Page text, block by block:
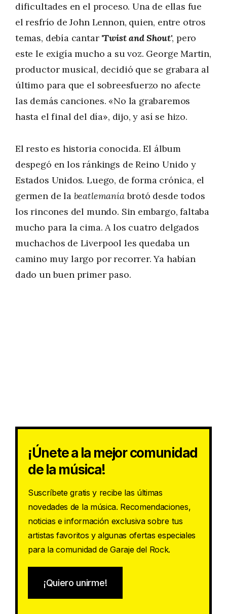
dificultades en el proceso. Una de ellas fue
el resfrío de John Lennon, quien, entre otros
temas, debía cantar 'Twist and Shout', pero
este le exigía mucho a su voz. George Martin,
productor musical, decidió que se grabara al
último para que el sobreesfuerzo no afecte
las demás canciones. «No la grabaremos
hasta el final del día», dijo, y así se hizo.
El resto es historia conocida. El álbum
despegó en los ránkings de Reino Unido y
Estados Unidos. Luego, de forma crónica, el
germen de la beatlemaníabrotó desde todos
los rincones del mundo. Sin embargo, faltaba
mucho para la cima. A los cuatro delgados
muchachos de Liverpool les quedaba un
camino muy largo por recorrer. Ya habían
dado un buen primer paso.
¡Únete a la mejor comunidad
de la música!
Suscríbete gratis y recibe las últimas
novedades de la música. Recomendaciones,
noticias e información exclusiva sobre tus
artistas favoritos y algunas ofertas especiales
para la comunidad de Garaje del Rock.
¡Quiero unirme!